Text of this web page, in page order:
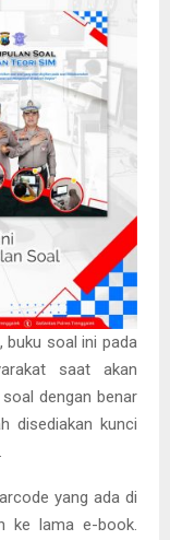
buku soal ini pada
saat akan
dengan benar
disediakan kunci
yang ada di
ke lama e-book.